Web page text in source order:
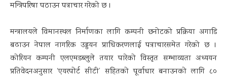
मन्त्रिपरिषद्मा पठाउन पत्राचार गरेको छ ।
मन्त्रालयले विमानस्थल निर्माणका लागि कम्पनी छनोटको प्रक्रिया अगाडि
बढाउन नेपाल नागरिक उड्डयन प्राधिकरणलाई पत्राचारसमेत गरेको छ ।
कोरियन कम्पनी एलएमडब्लुले तयार पारेको विस्तृत सम्भाव्यता अध्ययन
प्रतिवेदनअनुसार ‘एयरपोर्ट सीटी’ सहितको पूर्वाधार बनाउनको लागि ८०